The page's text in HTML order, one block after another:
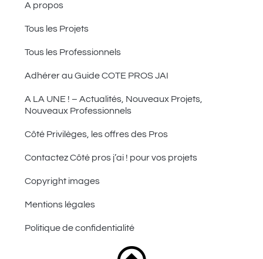
A propos
Tous les Projets
Tous les Professionnels
Adhérer au Guide COTE PROS JAI
A LA UNE ! – Actualités, Nouveaux Projets,
Nouveaux Professionnels
Côté Privilèges, les offres des Pros
Contactez Côté pros j’ai ! pour vos projets
Copyright images
Mentions légales
Politique de confidentialité